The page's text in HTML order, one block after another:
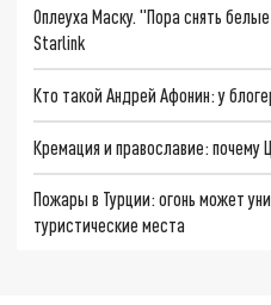
Оплеуха Маску. "Пора снять
Starlink
Кто такой Андрей Афонин: у
Кремация и православие: почему
Пожары в Турции: огонь может
туристические места